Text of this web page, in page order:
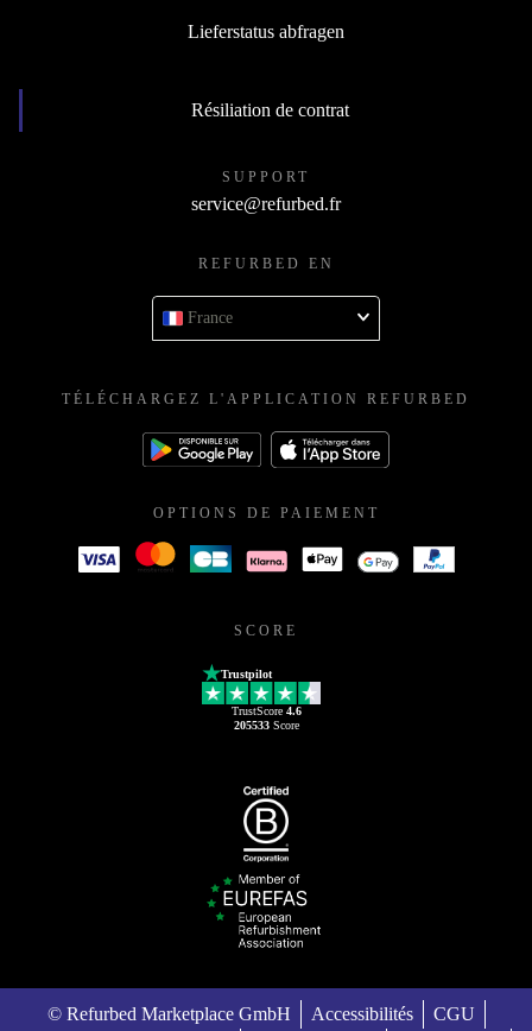
Lieferstatus abfragen
Résiliation de contrat
SUPPORT
service@refurbed.fr
REFURBED EN
France
TÉLÉCHARGEZ L'APPLICATION REFURBED
OPTIONS DE PAIEMENT
SCORE
Trustpilot
TrustScore 4.6
205533Score
© Refurbed Marketplace GmbH Accessibilités CGU